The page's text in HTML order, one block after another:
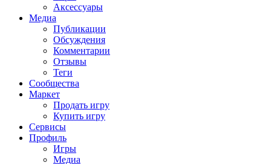
Аксессуары
Медиа
Публикации
Обсуждения
Комментарии
Отзывы
Теги
Сообщества
Маркет
Продать игру
Купить игру
Сервисы
Профиль
Игры
Медиа